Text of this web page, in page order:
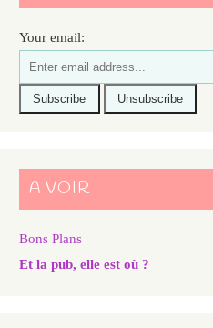
Your email:
A VOIR
Bons Plans
Et la pub, elle est où ?